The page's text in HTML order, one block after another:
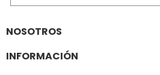
NOSOTROS
INFORMACIÓN